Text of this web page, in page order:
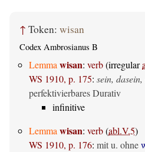
↑ Token: wisan
Codex Ambrosianus B
Lemma wisan: verb(irregular
WS 1910, p. 175: sein,
perfektivierbares Durativ
infinitive
Lemma wisan: verb(abl.V.5)
WS 1910, p. 176: mit u. ohne